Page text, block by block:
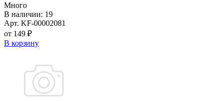
Много
В наличии: 19
Арт. KF-00002081
от 149 ₽
В корзину